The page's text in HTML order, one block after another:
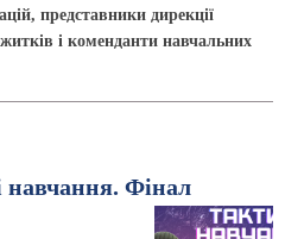
представники дирекції
і коменданти навчальних
навчання. Фінал